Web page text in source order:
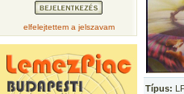
elfelejtettem a jelszavam
Típus: